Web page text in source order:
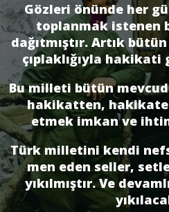
Gözleri önünde her
toplanmak istenen
dağıtmıştır. Artık
çıplaklığıyla hakikati
Bu milleti bütün
hakikatten,
etmek imkan ve
Türk milletini kendi
men eden seller,
yıkılmıştır. Ve